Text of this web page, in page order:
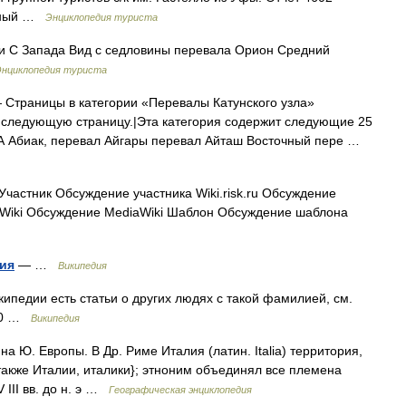
…
Энциклопедия туриста
Запада Вид с седловины перевала Орион Средний
туриста
в категории «Перевалы Катунского узла»
страницу.|Эта категория содержит следующие 25
перевал Айгары перевал Айташ Восточный пере …
Обсуждение участника Wiki.risk.ru Обсуждение
Обсуждение MediaWiki Шаблон Обсуждение шаблона
— … Википедия
есть статьи о других людях с такой фамилией, см.
…
Википедия
Ю. Европы. В Др. Риме Италия (латин. Italia) территория,
Италии, италики}; этноним объединял все племена
III вв. до н. э …
Географическая энциклопедия